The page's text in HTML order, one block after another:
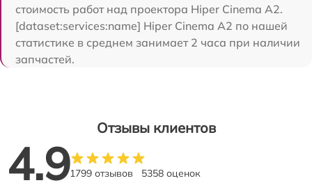
стоимость работ над проектора Hiper Cinema A2.
[dataset:services:name] Hiper Cinema A2 по нашей
статистике в среднем занимает 2 часа при наличии
запчастей.
Отзывы клиентов
4.91799 отзывов 5358 оценок